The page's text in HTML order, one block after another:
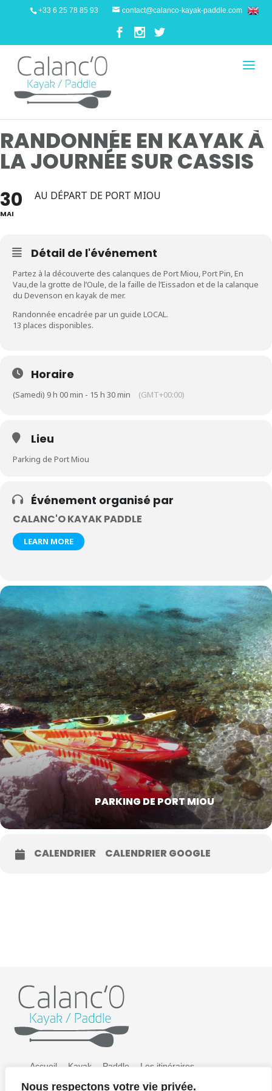
Nous respectons votre vie privée.
+33 6 25 78 85 93 contact@calanco-kayak-paddle.com
RANDONNÉE EN KAYAK À
LA JOURNÉE SUR CASSIS
30
MAI
AU DÉPART DE PORT MIOU
Détail de l'événement
Partez à la découverte des calanques de Port Miou, Port Pin, En
Vau,de la grotte de l’Oule, de la faille de l’Eissadon et de la calanque
du Devenson en kayak de mer.
Randonnée encadrée par un guide LOCAL.
13 places disponibles.
Horaire
(Samedi) 9 h 00 min - 15 h 30 min (GMT+00:00)
Lieu
Parking de Port Miou
Événement organisé par
CALANC'O KAYAK PADDLE
LEARN MORE
PARKING DE PORT MIOU
CALENDRIER CALENDRIER GOOGLE
Accueil Kayak Paddle Les itinéraires